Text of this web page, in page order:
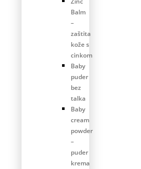
Balm
–
zaštita
kože s
cinkom
Baby
puder
bez
talka
Baby
cream
powder
–
puder
krema